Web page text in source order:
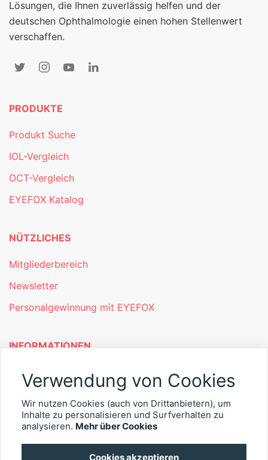
Lösungen, die Ihnen zuverlässig helfen und der
deutschen Ophthalmologie einen hohen Stellenwert
verschaffen.
PRODUKTE
Produkt Suche
IOL-Vergleich
OCT-Vergleich
EYEFOX Katalog
NÜTZLICHES
Mitgliederbereich
Newsletter
Personalgewinnung mit EYEFOX
INFORMATIONEN
Was ist EYEFOX – Ihre Möglichkeiten
Kontakt
Verwendung von Cookies
Wir nutzen Cookies (auch von Drittanbietern), um
Inhalte zu personalisieren und Surfverhalten zu
analysieren. Mehr über Cookies
Cookies akzeptieren